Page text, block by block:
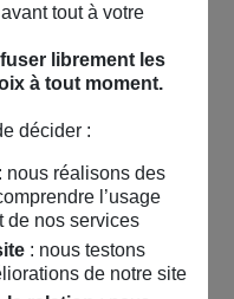
tout à votre
librement les
à tout moment.
décider :
réalisons des
l’usage
de nos services
: nous testons
de notre site